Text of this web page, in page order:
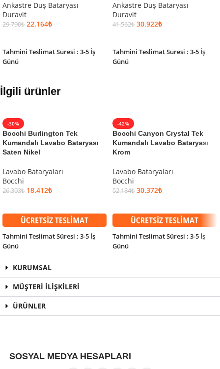
Ankastre Duş Bataryası
Duravit
29.790₺ 22.164₺
Tahmini Teslimat Süresi : 3-5 İş
Günü
Ankastre Duş Bataryası
Duravit
41.562₺ 30.922₺
Tahmini Teslimat Süresi : 3-5 İş
Günü
İlgili ürünler
-30%
Bocchi Burlington Tek
Kumandalı Lavabo Bataryası
Saten Nikel
Lavabo Bataryaları
Bocchi
26.303₺ 18.412₺
Tahmini Teslimat Süresi : 3-5 İş
Günü
-42%
Bocchi Canyon Crystal Tek
Kumandalı Lavabo Bataryası
Krom
Lavabo Bataryaları
Bocchi
52.184₺ 30.372₺
Tahmini Teslimat Süresi : 3-5 İş
Günü
KURUMSAL
MÜŞTERİ İLİŞKİLERİ
ÜRÜNLER
SOSYAL MEDYA HESAPLARI